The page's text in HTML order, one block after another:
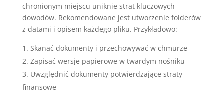
chronionym miejscu uniknie strat kluczowych
dowodów. Rekomendowane jest utworzenie folderów
z datami i opisem każdego pliku. Przykładowo:
Skanać dokumenty i przechowywać w chmurze
Zapisać wersje papierowe w twardym nośniku
Uwzględnić dokumenty potwierdzające straty
finansowe